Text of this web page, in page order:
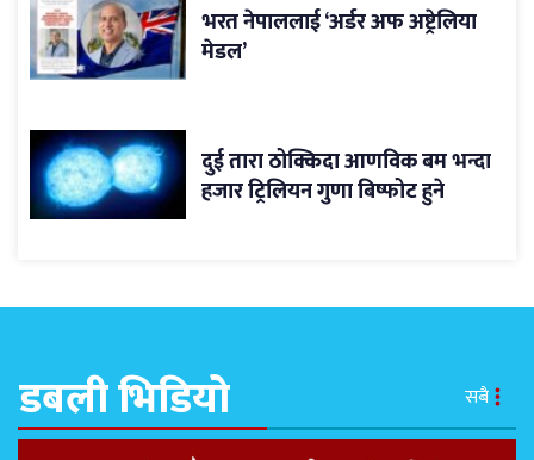
भरत नेपाललाई ‘अर्डर अफ अष्ट्रेलिया
मेडल’
दुई तारा ठोक्किदा आणविक बम भन्दा
हजार ट्रिलियन गुणा बिष्फोट हुने
डबली भिडियो सबै